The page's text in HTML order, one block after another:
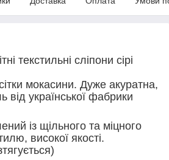
текстильні сліпони сірі
мокасини. Дуже акуратна,
від української фабрики
із щільного та міцного
високої якості.